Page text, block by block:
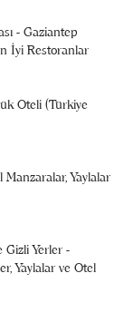
- Gaziantep
İyi Restoranlar
Oteli (Türkiye
Yaylalar
Gizli Yerler -
Yaylalar ve Otel